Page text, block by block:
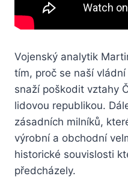
Vojenský analytik
tím, proč se naší
snaží poškodit vztahy
lidovou republikou.
zásadních milníků,
výrobní a obchodní
historické souvislosti
předcházely.